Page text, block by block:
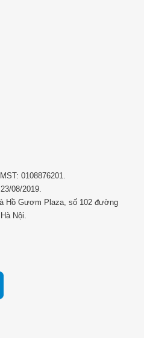
0108876201.
08/2019.
Hồ Gươm Plaza, số 102 đường
Nội.